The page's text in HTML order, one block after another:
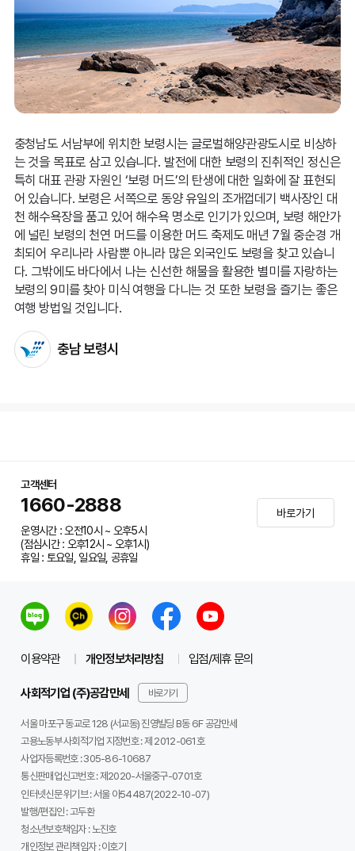
충청남도 서남부에 위치한 보령시는 글로벌해양관광도시로 비상하
는 것을 목표로 삼고 있습니다. 발전에 대한 보령의 진취적인 정신은
특히 대표 관광 자원인 ‘보령 머드’의 탄생에 대한 일화에 잘 표현되
어 있습니다. 보령은 서쪽으로 동양 유일의 조개껍데기 백사장인 대
천 해수욕장을 품고 있어 해수욕 명소로 인기가 있으며, 보령 해안가
에 널린 보령의 천연 머드를 이용한 머드 축제도 매년 7월 중순경 개
최되어 우리나라 사람뿐 아니라 많은 외국인도 보령을 찾고 있습니
다. 그밖에도 바다에서 나는 신선한 해물을 활용한 별미를 자랑하는
보령의 9미를 찾아 미식 여행을 다니는 것 또한 보령을 즐기는 좋은
여행 방법일 것입니다.
충남 보령시
고객센터
1660-2888
운영시간 : 오전10시 ~ 오후5시
(점심시간 : 오후12시 ~ 오후1시)
휴일 : 토요일, 일요일, 공휴일
바로가기
이용약관 개인정보처리방침 입점/제휴 문의
사회적기업 (주)공감만세 바로가기
서울 마포구 동교로 128 (서교동) 진영빌딩 B동 6F 공감만세
고용노동부 사회적기업 지정번호 : 제 2012-061호
사업자등록번호 :305-86-10687
통신판매업신고번호 :제2020-서울중구-0701호
인터넷신문 위기브 :서울 아54487(2022-10-07)
발행/편집인 :고두환
청소년보호책임자 :노진호
개인정보 관리책임자 :이호기